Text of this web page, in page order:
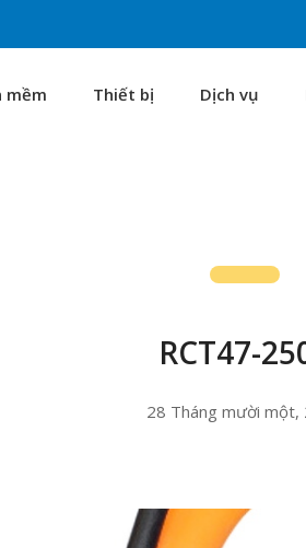
mềm Thiết bị Dịch vụ
RCT47-
28 Tháng mười một,